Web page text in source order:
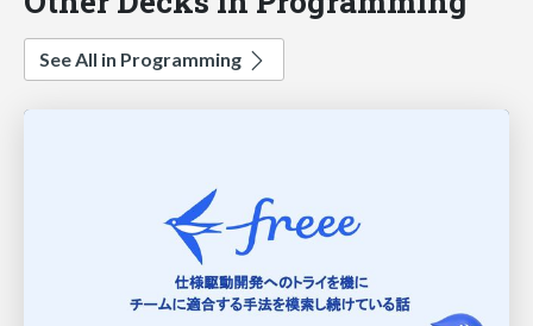
See All in Programming